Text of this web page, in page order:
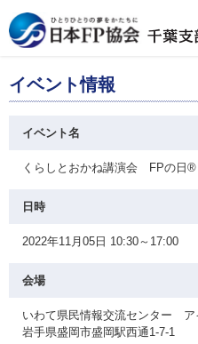
イベント情報
イベント名
くらしとおかね講演会 FPの日
日時
2022年11月05日 10:30～17:00
会場
いわて県民情報交流センター ア
岩手県盛岡市盛岡駅西通1-7-1